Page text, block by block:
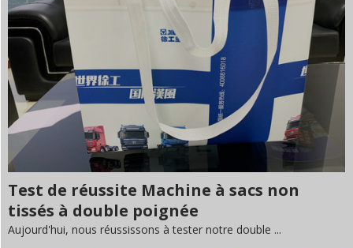
Test de réussite Machine à sacs non
tissés à double poignée
Aujourd'hui, nous réussissons à tester notre double ...